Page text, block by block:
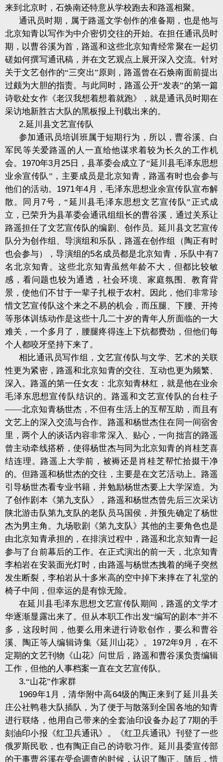
来到北京时，石焕南还特意从学校跑去和路遥相聚。
通讯员时期，属于路遥文学创作的准备期，也是他与
北京知青以写作为中介密切交往的开始。在担任通讯员时
期，以曹谷溪为首，路遥和这些北京知青经常聚在一起切
磋如何撰写通讯稿，并在文艺观点上展开深入交流。针对
关于文艺创作的“三突出”原则，路遥曾在石焕南面前提出
过颇为大胆的指责。与此同时，路遥公开“发表”的第一篇
诗歌处女作《老汉我想着想着就跑》，就是通讯员时期在
采访地新胜古大队的黑板报上刊载出来的。
2.延川县文艺宣传队
参加通讯员培训班属于短期行为，所以，曹谷溪、白
军民等关爱路遥的人一直给他谋求着较为长久的工作机
会。 1970年3月 25 日，县革委会成立了“延川县毛泽东思想
业余宣传队”，主要成员是北京知青，路遥有时也会参与
他们的活动。 1971年4 月，毛泽东思想业余宣传队宣布解
散。同月 7号，“延川县毛泽东思想文艺宣传队”正式成
立，已荣升为县革委会通讯组组长的曹谷溪，通过关系让
路遥担任了文艺宣传队的编剧、创作员。延川县文艺宣传
队分为创作组、导演组和乐队，路遥在创作组（陶正有时
也会参与），导演组的5名成员都是北京知青，乐队中有7
名北京知青。这些北京知青虽然年龄不大，但都比较敏
感，看问题也较为通透，社会环境、家庭氛围、教育背
景，使他们不甘于一辈子扎根于农村。因此，他们非常珍
惜文艺宣传队这个来之不易的机会，而压腿、下腰、开挎
等形体训练动作是这些十几二十岁的青年人所面临的一大
难关，一个多月了，腰腿疼得连上下炕都费劲，但他们每
个人都咬牙坚持下来了。
相比通讯员写作组，文艺宣传队与文学、艺术的关联
性更为紧密，路遥和北京知青的交往、互动也更为频繁、
深入。路遥的第一任女友：北京知青林红，就是他在业余
毛泽东思想宣传队结识的。路遥和文艺宣传队的台柱子
——北京知青杨世杰，不但有生活上的互帮互助，而且有
文艺上的深入交流与合作。路遥和杨世杰住在同一间宿舍
里，两个人的谈话内容非常深入、贴心，一向拙言的路遥
曾主动牵线搭桥，使得杨世杰与同为北京知青的肖桂芝喜
结连理。路遥上大学前，被褥还是肖桂芝帮忙拾掇干净
的。但路遥和杨世杰的交往，主要是在文艺活动上。路遥
引导杨世杰看专业书籍，并勉励杨世杰要上大学深造。为
了创作剧本《第九支队》，路遥和杨世杰曾先后三次采访
陕北游击队第九支队的老队员马国侯，并预先确定了杨世
杰为男主角。九场歌剧《第九支队》其他的主要角色也是
由北京知青承担的，在排演过程中，路遥和北京知青一起
参与了台前幕后的工作。在正式演出的前一天，北京知青
李柏岩在安装面光灯时，由路遥与杨世杰拽着的绳子突然
发生断裂，李柏岩从十多米高的空中掉下来摔在了礼堂的
椅子中间，但幸运的是有惊无险。
在延川县毛泽东思想文艺宣传队期间，路遥的文学才
华逐渐显露出来了。但从本职工作出发“编写的剧本”并不
多，这段时间，他要么用来进行诗歌创作，要么和曹谷
溪、陶正等人编辑诗集《延川山花》。 1972年9 月，在不
定期的文艺刊物《山花》问世后，路遥和曹谷溪负责编辑
工作，但他的人事档案一直在文艺宣传队。
3.“山花”作家群
1969年1 月，清华附中高64级的陶正来到了延川县关
庄公社鸭巷大队插队，为了便于与散落到全国各地的知青
进行联络，他用自己带来的全套油印设备办起了7期的手
刻油印小报《红卫兵通讯》。《红卫兵通讯》刊登了一些
俄罗斯民歌，也有陶正自己的诗歌习作。延川县委宣传部
的干事曹谷溪在受命调查的时候，认识了陶正。随后，惜